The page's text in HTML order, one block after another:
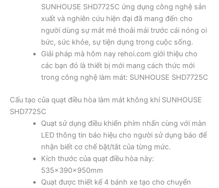
SUNHOUSE SHD7725C ứng dụng công nghệ sản
xuất và nghiên cứu hiện đại đã mang đến cho
người dùng sự mát mẻ thoải mái trước cái nóng oi
bức, sức khỏe, sự tiện dụng trong cuộc sống.
Giải pháp mà hôm nay rehoi.com giới thiệu cho
các bạn đó là thiết bị mới mang cách thức mới
trong công nghệ làm mát: SUNHOUSE SHD7725C
Cấu tạo của quạt điều hòa làm mát không khí SUNHOUSE
SHD7725C
Quạt sử dụng điều khiển phím nhấn cùng với màn
LED thông tin báo hiệu cho người sử dụng báo để
nhận biết cơ chế bật/tắt của từng mức.
Kích thước của quạt điều hòa này:
535x390x950mm
Quạt được thiết kế 4 bánh xe tạo cho chuyển